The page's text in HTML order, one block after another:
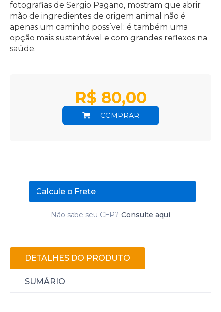
fotografias de Sergio Pagano, mostram que abrir
mão de ingredientes de origem animal não é
apenas um caminho possível: é também uma
opção mais sustentável e com grandes reflexos na
saúde.
R$ 80,00
COMPRAR
Calcule o Frete
Não sabe seu CEP? Consulte aqui
DETALHES DO PRODUTO
SUMÁRIO